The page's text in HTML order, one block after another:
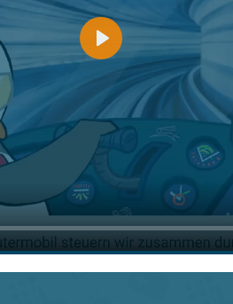
Video
starten